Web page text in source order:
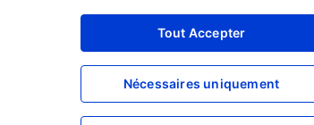
Tout Accepter
Nécessaires uniquement
XXXXXXX
XXXXXXX
XXXXXXX
XXXXXXX
Ouvrir un compte